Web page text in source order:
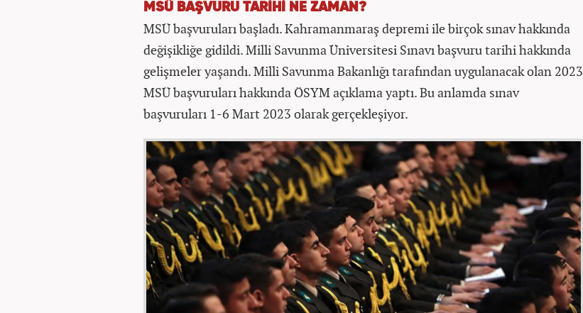
MSÜ BAŞVURU TARİHİ NE ZAMAN?
MSÜ başvuruları başladı. Kahramanmaraş depremi ile birçok sınav hakkında
değişikliğe gidildi. Milli Savunma Üniversitesi Sınavı başvuru tarihi hakkında
gelişmeler yaşandı. Milli Savunma Bakanlığı tarafından uygulanacak olan 2023
MSÜ başvuruları hakkında ÖSYM açıklama yaptı. Bu anlamda sınav
başvuruları 1-6 Mart 2023 olarak gerçekleşiyor.